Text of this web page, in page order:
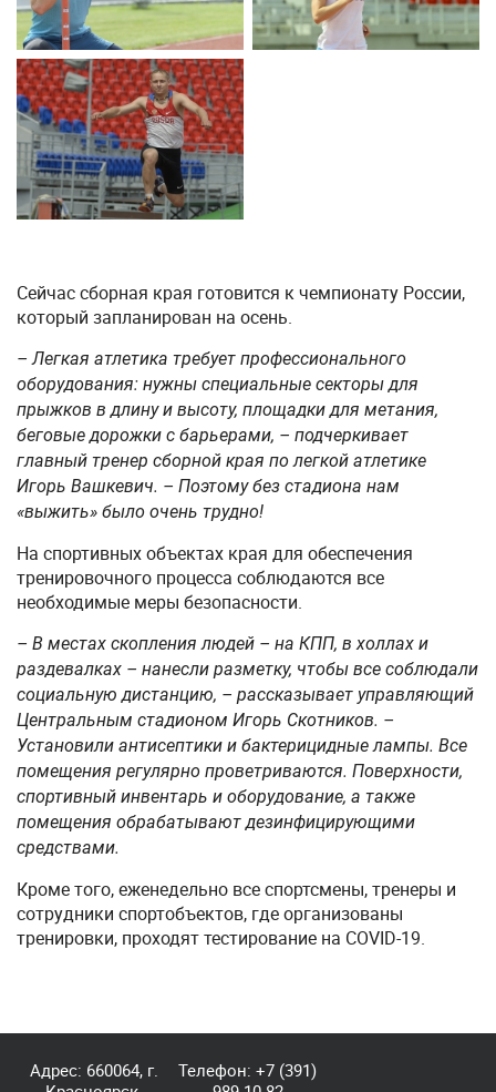
Сейчас сборная края готовится к чемпионату России,
который запланирован на осень.
– Легкая атлетика требует профессионального
оборудования: нужны специальные секторы для
прыжков в длину и высоту, площадки для метания,
беговые дорожки с барьерами, – подчеркивает
главный тренер сборной края по легкой атлетике
Игорь Вашкевич. – Поэтому без стадиона нам
«выжить» было очень трудно!
На спортивных объектах края для обеспечения
тренировочного процесса соблюдаются все
необходимые меры безопасности.
– В местах скопления людей – на КПП, в холлах и
раздевалках – нанесли разметку, чтобы все соблюдали
социальную дистанцию, – рассказывает управляющий
Центральным стадионом Игорь Скотников. –
Установили антисептики и бактерицидные лампы. Все
помещения регулярно проветриваются. Поверхности,
спортивный инвентарь и оборудование, а также
помещения обрабатывают дезинфицирующими
средствами.
Кроме того, еженедельно все спортсмены, тренеры и
сотрудники спортобъектов, где организованы
тренировки, проходят тестирование на COVID-19.
Адрес: 660064, г.
Телефон:+7 (391)